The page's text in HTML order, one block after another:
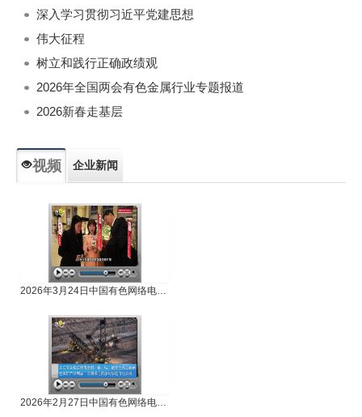
深入学习贯彻习近平党建思想
伟大征程
树立和践行正确政绩观
2026年全国两会有色金属行业专题报道
2026新春走基层
视频 企业新闻
2026年3月24日中国有色网络电视新闻
2026年2月27日中国有色网络电视新闻